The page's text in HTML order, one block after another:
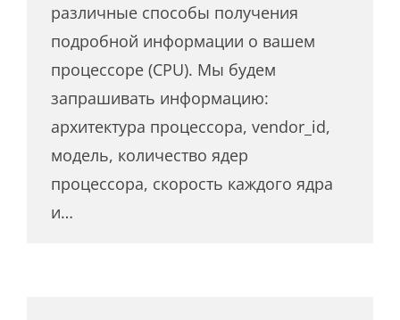
различные способы получения
подробной информации о вашем
процессоре (CPU). Мы будем
запрашивать информацию:
архитектура процессора, vendor_id,
модель, количество ядер
процессора, скорость каждого ядра
и…